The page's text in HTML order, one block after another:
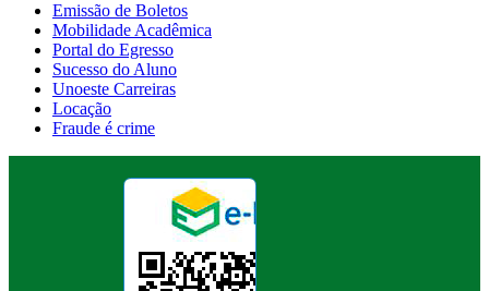
Emissão de Boletos
Mobilidade Acadêmica
Portal do Egresso
Sucesso do Aluno
Unoeste Carreiras
Locação
Fraude é crime